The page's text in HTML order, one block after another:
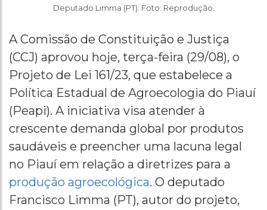
Deputado Limma (PT). Foto: Reprodução.
A Comissão de Constituição e Justiça
(CCJ) aprovou hoje, terça-feira (29/08), o
Projeto de Lei 161/23, que estabelece a
Política Estadual de Agroecologia do Piauí
(Peapi). A iniciativa visa atender à
crescente demanda global por produtos
saudáveis e preencher uma lacuna legal
no Piauí em relação a diretrizes para a
produção agroecológica. O deputado
Francisco Limma (PT), autor do projeto,